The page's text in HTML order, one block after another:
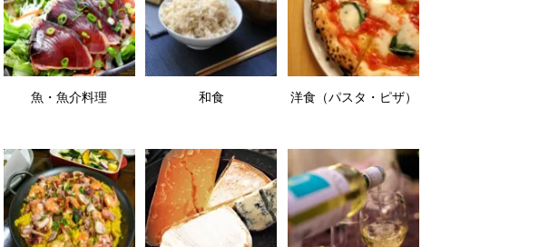
魚・魚介料理 和食 洋食（パスタ・ピザ）